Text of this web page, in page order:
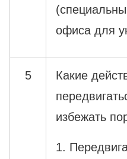
офиса для
5
Какие
избежать
1.